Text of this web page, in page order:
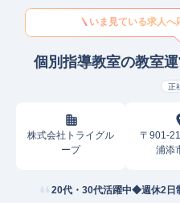
いま見ている求人へ
個別指導教室の教室
正
株式会社トライグル
ープ
〒901-
浦添
20代・30代活躍中◆週休2日